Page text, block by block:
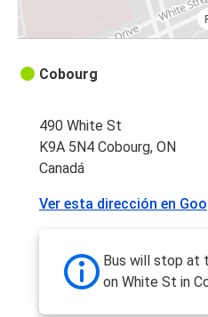
Cobourg
490 White St
K9A 5N4 Cobourg, ON
Canadá
Ver esta dirección en
Bus will stop at
on White St in